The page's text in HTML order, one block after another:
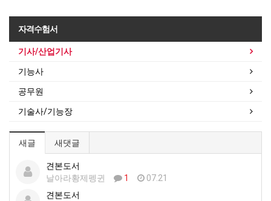
자격수험서
기사/산업기사
기능사
공무원
기술사/기능장
새글 새댓글
견본도서
날아라황제펭귄
1
07.21
견본도서